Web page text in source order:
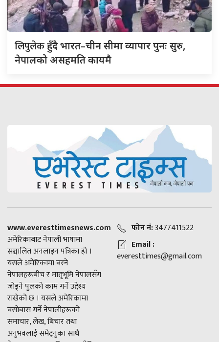
लिपुलेकहुँदै भारत–चीन सीमा व्यापार पुनः सुरु,
नेपालको असहमति कायमै
www.everesttimesnews.com
अमेरिकाबाट नेपाली भाषामा
सञ्चालित अनलाइन पत्रिका हो ।
यसले अमेरिकामा बस्ने
नेपालहरूबीच र मातृभूमि नेपालसँग
जोड्ने पुलको काम गर्ने उद्देश्य
राखेको छ । यसले अमेरिकामा
बसोबास गर्ने नेपालीहरूको
समाचार, लेख, बिचार तथा
अनुभवलाई समेट्नुका साथै
फोन नं:3477411522
Email :
everesttimes@gmail.com